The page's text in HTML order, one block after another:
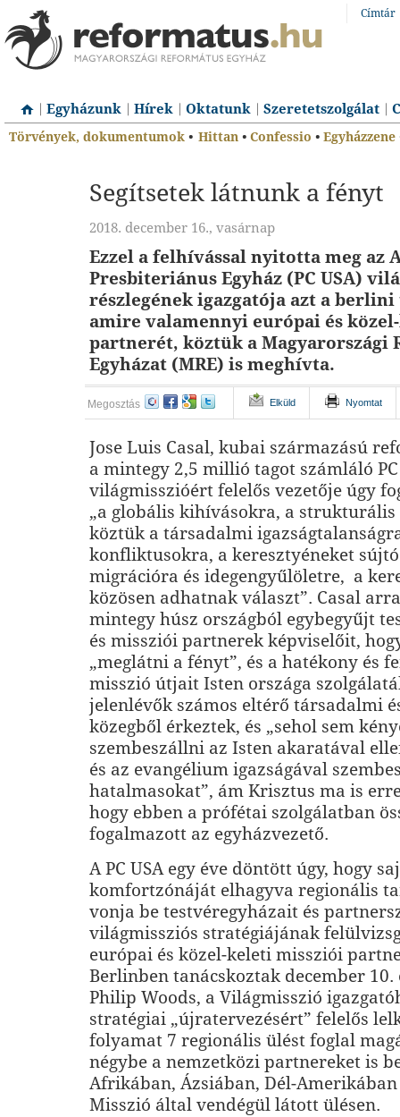
Címtár
Egyházunk Hírek Oktatunk Szeretetszolgálat
Törvények, dokumentumok • Hittan • Confessio • Egyházzene
Segítsetek látnunk a fényt
2018. december 16., vasárnap
Ezzel a felhívással nyitotta meg az
Presbiteriánus Egyház (PC USA)
részlegének igazgatója azt a berlini
amire valamennyi európai és
partnerét, köztük a Magyarországi
Egyházat (MRE) is meghívta.
Megosztás Elküld Nyomtat
Jose Luis Casal, kubai származású
a mintegy 2,5 millió tagot számláló PC
világmisszióért felelős vezetője úgy
„a globális kihívásokra, a
köztük a társadalmi
konfliktusokra, a keresztyéneket
migrációra és idegengyűlöletre, a
közösen adhatnak választ”. Casal
mintegy húsz országból egybegyűjt
és missziói partnerek képviselőit,
„meglátni a fényt”, és a hatékony és
misszió útjait Isten országa
jelenlévők számos eltérő társadalmi
közegből érkeztek, és „sehol sem
szembeszállni az Isten akaratával
és az evangélium igazságával
hatalmasokat”, ám Krisztus ma is
hogy ebben a prófétai szolgálatban
fogalmazott az egyházvezető.
A PC USA egy éve döntött úgy, hogy
komfortzónáját elhagyva regionális
vonja be testvéregyházait és
világmissziós stratégiájának
európai és közel-keleti missziói
Berlinben tanácskoztak december 10.
Philip Woods, a Világmisszió
stratégiai „újratervezésért” felelős
folyamat 7 regionális ülést foglal
négybe a nemzetközi partnereket is
Afrikában, Ázsiában, Dél-
Misszió által vendégül látott ülésen.